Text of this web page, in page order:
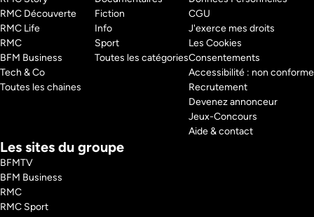
RMC Découverte
RMC Life
RMC
BFM Business
Tech & Co
Toutes les chaines
Fiction
Info
Sport
Toutes les catégories
CGU
J'exerce mes droits
Les Cookies
Consentements
Accessibilité : non conforme
Recrutement
Devenez annonceur
Jeux-Concours
Aide & contact
Les sites du groupe
BFMTV
BFM Business
RMC
RMC Sport